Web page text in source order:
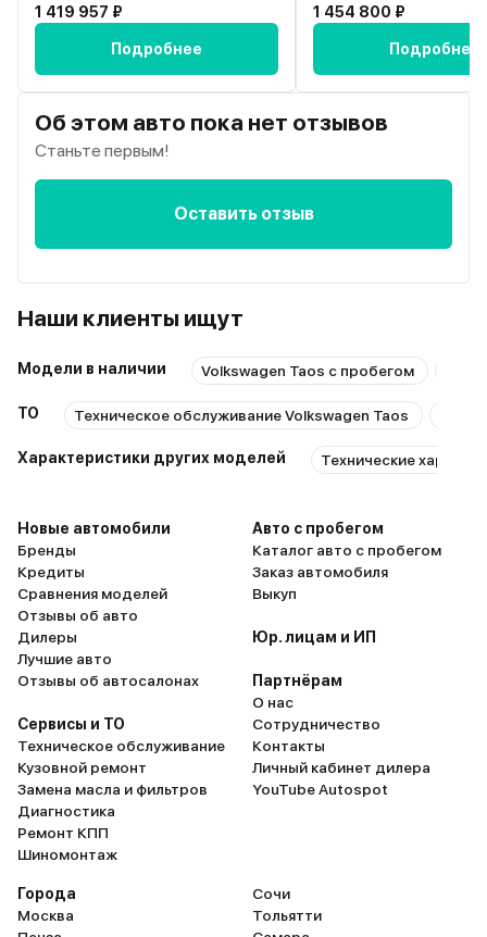
1 419 957 ₽
Подробнее
1 454 800 ₽
Подробнее
Об этом авто пока нет отзывов
Станьте первым!
Оставить отзыв
Наши клиенты ищут
Модели в наличии Volkswagen Taos с пробегом
ТО Техническое обслуживание Volkswagen Taos
Характеристики других моделей Технические
Новые автомобили
Бренды
Кредиты
Сравнения моделей
Отзывы об авто
Дилеры
Лучшие авто
Отзывы об автосалонах
Сервисы и ТО
Техническое обслуживание
Кузовной ремонт
Замена масла и фильтров
Диагностика
Ремонт КПП
Шиномонтаж
Авто с пробегом
Каталог авто с пробегом
Заказ автомобиля
Выкуп
Юр. лицам и ИП
Партнёрам
О нас
Сотрудничество
Контакты
Личный кабинет дилера
YouTube Autospot
Города
Москва
Сочи
Тольятти